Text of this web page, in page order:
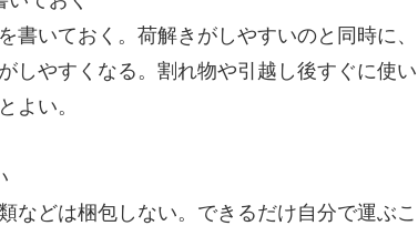
いておく。荷解きがしやすいのと同時に、
しやすくなる。割れ物や引越し後すぐに使い
よい。
などは梱包しない。できるだけ自分で運ぶこ